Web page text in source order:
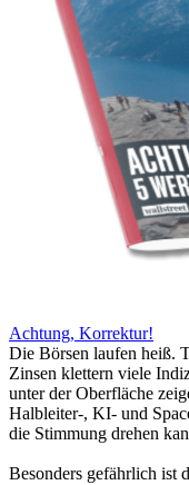
Achtung, Korrektur!
Die Börsen laufen heiß.
Zinsen klettern viele
unter der Oberfläche
Halbleiter-, KI- und
die Stimmung drehen
Besonders gefährlich ist